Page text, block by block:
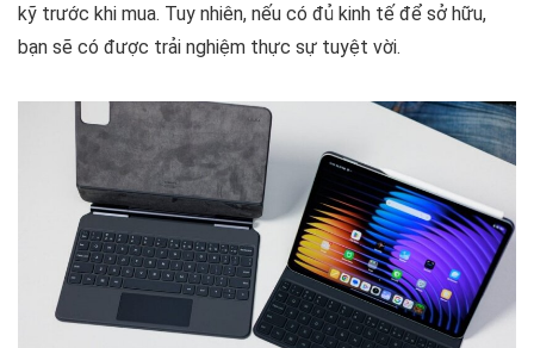
kỹ trước khi mua. Tuy nhiên, nếu có đủ kinh tế để sở hữu,
bạn sẽ có được trải nghiệm thực sự tuyệt vời.